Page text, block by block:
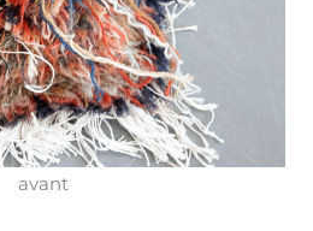
avant